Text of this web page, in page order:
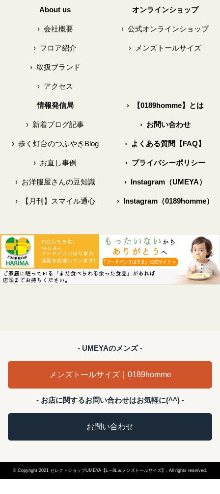
About us
›会社概要
› フロア紹介
›取扱ブランド
›アクセス
オンラインショップ
› 公式オンラインショップ
› メンズトールサイズ
情報発信局
› 新着ブログ記事
›歩く灯台のつぶやきBlog
› お直し事例
›お洋服屋さんの豆知識
›【月刊】スマイル通心
›【0189homme】とは
›お問い合わせ
› よくある質問【FAQ】
›プライバシーポリシー
›Instagram（UMEYA）
›Instagram（0189homme）
- UMEYAのメンズ -
メンズトールサイズ｜0189homme
- お店に関するお問い合わせはお気軽に(^^) -
お問い合わせ
© Copyright 2021 セレクトショップUMEYA【L～8L＆メンズトールサイズ】. All rights reserved.